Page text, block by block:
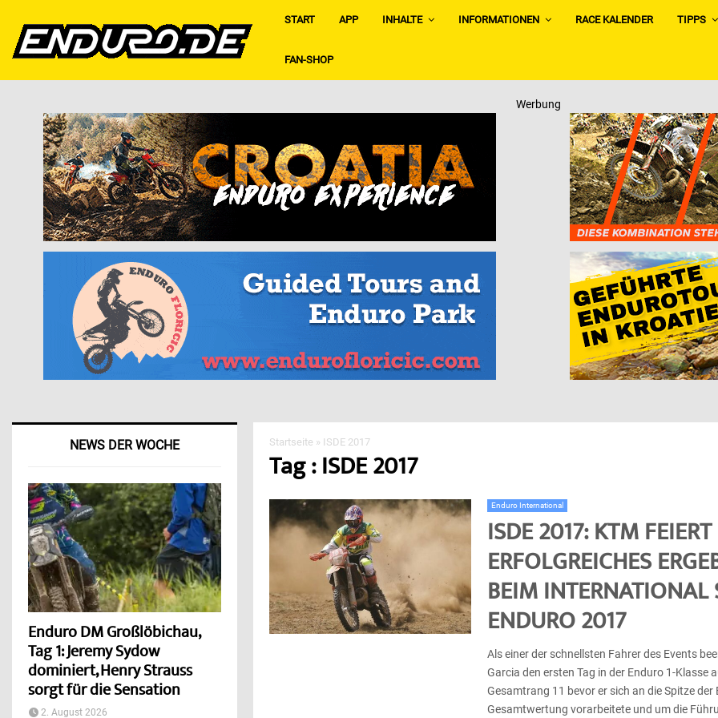
START APP INHALTE INFORMATIONEN RACE KALENDER TIPPS
FAN-SHOP
Werbung
Startseite » ISDE 2017
Tag : ISDE 2017
Enduro International
ISDE 2017: KTM FEIERT
ERFOLGREICHES
BEIM INTERNATIONAL
ENDURO 2017
Als einer der schnellsten Fahrer des Events
Garcia den ersten Tag in der Enduro 1-Klasse
Gesamtrang 11 bevor er sich an die Spitze der
Gesamtwertung vorarbeitete und um die
NEWS DER WOCHE
Enduro DM Großlöbichau,
Tag 1: Jeremy Sydow
dominiert, Henry Strauss
sorgt für die Sensation
2. August 2026